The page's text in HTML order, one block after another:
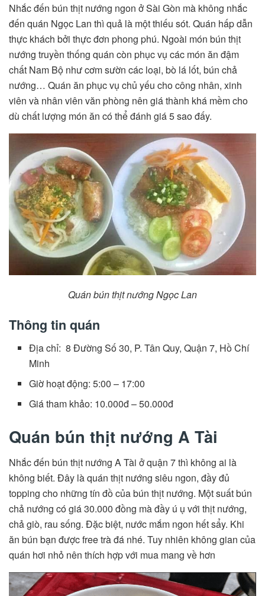
Nhắc đến bún thịt nướng ngon ở Sài Gòn mà không nhắc
đến quán Ngọc Lan thì quả là một thiếu sót. Quán hấp dẫn
thực khách bởi thực đơn phong phú. Ngoài món bún thịt
nướng truyền thống quán còn phục vụ các món ăn đậm
chất Nam Bộ như cơm sườn các loại, bò lá lốt, bún chả
nướng… Quán ăn phục vụ chủ yếu cho công nhân, xinh
viên và nhân viên văn phòng nên giá thành khá mềm cho
dù chất lượng món ăn có thể đánh giá 5 sao đấy.
Quán bún thịt nướng Ngọc Lan
Thông tin quán
Địa chỉ: 8 Đường Số 30, P. Tân Quy, Quận 7, Hồ Chí
Minh
Giờ hoạt động: 5:00 – 17:00
Giá tham khảo: 10.000đ – 50.000đ
Quán bún thịt nướng A Tài
Nhắc đến bún thịt nướng A Tài ở quận 7 thì không ai là
không biết. Đây là quán thịt nướng siêu ngon, đầy đủ
topping cho những tín đồ của bún thịt nướng. Một suất bún
chả nướng có giá 30.000 đồng mà đầy ú ụ với thịt nướng,
chả giò, rau sống. Đặc biệt, nước mắm ngon hết sẩy. Khi
ăn bún bạn được free trà đá nhé. Tuy nhiên không gian của
quán hơi nhỏ nên thích hợp với mua mang về hơn